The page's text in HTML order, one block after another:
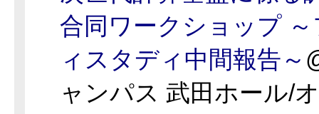
合同ワークショップ
ィスタディ中間報告～
ャンパス 武田ホール/